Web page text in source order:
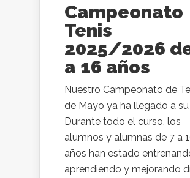
Campeonato
Tenis
2025/2026
a 16 años
Nuestro Campeonato de
de Mayo ya ha llegado a su
Durante todo el curso, los
alumnos y alumnas de 7 a
años han estado
aprendiendo y mejorando